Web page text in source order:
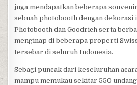
juga mendapatkan beberapa
sebuah photobooth dengan dekorasi
Photobooth dan Goodrich serta
menginap di beberapa properti
tersebar di seluruh Indonesia.
Sebagi puncak dari keseluruhan
mampu memukau sekitar 550